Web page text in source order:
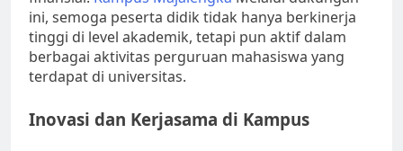
ini, semoga peserta didik tidak hanya berkinerja
tinggi di level akademik, tetapi pun aktif dalam
berbagai aktivitas perguruan mahasiswa yang
terdapat di universitas.
Inovasi dan Kerjasama di Kampus